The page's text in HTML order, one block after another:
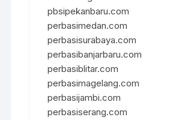
pbsipekanbaru.com
perbasimedan.com
perbasisurabaya.com
perbasibanjarbaru.com
perbasiblitar.com
perbasimagelang.com
perbasijambi.com
perbasiserang.com